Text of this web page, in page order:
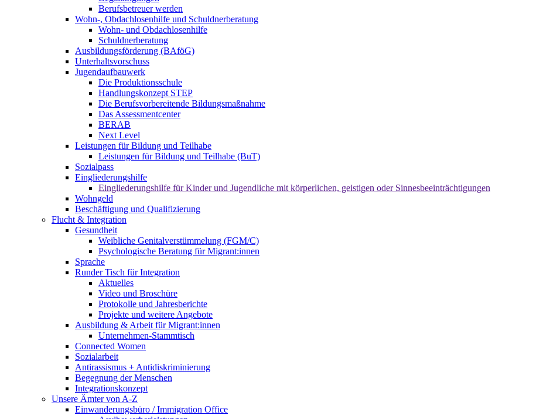
Berufsbetreuer werden
Wohn-, Obdachlosenhilfe und Schuldnerberatung
Wohn- und Obdachlosenhilfe
Schuldnerberatung
Ausbildungsförderung (BAföG)
Unterhaltsvorschuss
Jugendaufbauwerk
Die Produktionsschule
Handlungskonzept STEP
Die Berufsvorbereitende Bildungsmaßnahme
Das Assessmentcenter
BERAB
Next Level
Leistungen für Bildung und Teilhabe
Leistungen für Bildung und Teilhabe (BuT)
Sozialpass
Eingliederungshilfe
Eingliederungshilfe für Kinder und Jugendliche mit körperlichen, geistigen oder Sinnesbeeinträchtigungen
Wohngeld
Beschäftigung und Qualifizierung
Flucht & Integration
Gesundheit
Weibliche Genitalverstümmelung (FGM/C)
Psychologische Beratung für Migrant:innen
Sprache
Runder Tisch für Integration
Aktuelles
Video und Broschüre
Protokolle und Jahresberichte
Projekte und weitere Angebote
Ausbildung & Arbeit für Migrant:innen
Unternehmen-Stammtisch
Connected Women
Sozialarbeit
Antirassismus + Antidiskriminierung
Begegnung der Menschen
Integrationskonzept
Unsere Ämter von A-Z
Einwanderungsbüro / Immigration Office